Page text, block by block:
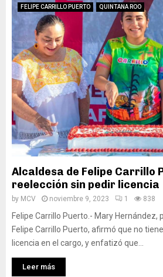
FELIPE CARRILLO PUERTO QUINTANA ROO
Alcaldesa de Felipe Carrillo
reelección sin pedir licencia
by MCV noviembre 9, 2023 1 838
Felipe Carrillo Puerto.- Mary Hernández,
Felipe Carrillo Puerto, afirmó que no
licencia en el cargo, y enfatizó que...
Leer más